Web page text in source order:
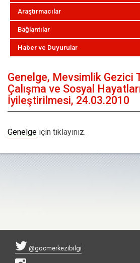
Araştırmacılar
Bağlantılar
Haber ve Duyurular
Genelge, Mevsimlik Gezici
Çalışma ve Sosyal
İyileştirilmesi, 24.03.2010
Genelge için tıklayınız.
@gocmerkezibilgi